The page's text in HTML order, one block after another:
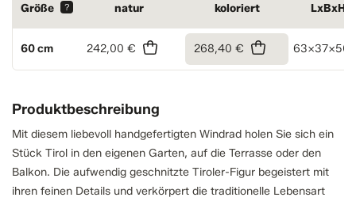
Größe ? natur koloriert LxBxH
60 cm 242,00 € 268,40 € 63x37x50
Produktbeschreibung
Mit diesem liebevoll handgefertigten Windrad holen Sie sich ein
Stück Tirol in den eigenen Garten, auf die Terrasse oder den
Balkon. Die aufwendig geschnitzte Tiroler-Figur begeistert mit
ihren feinen Details und verkörpert die traditionelle Lebensart